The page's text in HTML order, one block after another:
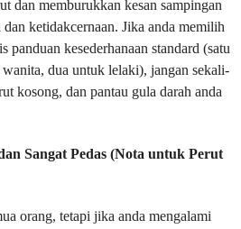
dan memburukkan kesan sampingan
dan ketidakcernaan. Jika anda memilih
panduan kesederhanaan standard (satu
dua untuk lelaki), jangan sekali-
kosong, dan pantau gula darah anda
Sangat Pedas (Nota untuk Perut
orang, tetapi jika anda mengalami